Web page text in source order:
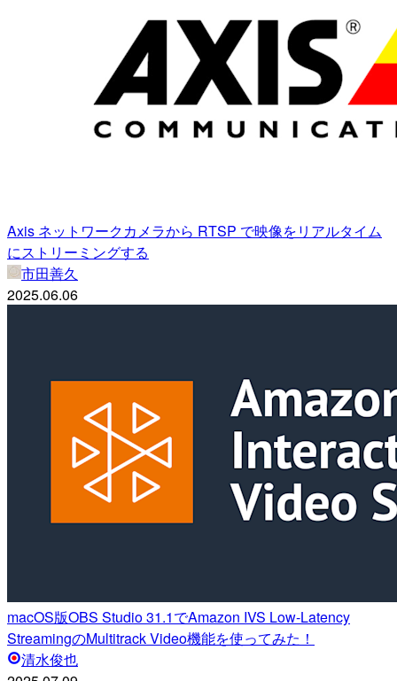
Axis ネットワークカメラから RTSP で映像をリアルタイム
にストリーミングする
市田善久
2025.06.06
macOS版OBS Studio 31.1でAmazon IVS Low-Latency
StreamingのMultitrack Video機能を使ってみた！
清水俊也